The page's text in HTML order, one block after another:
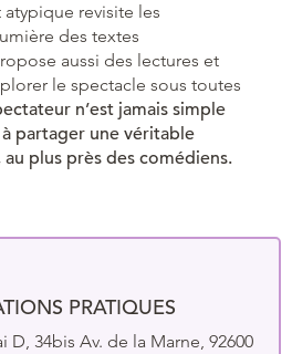
revisite les
des textes
aussi des lectures et
le spectacle sous toutes
n’est jamais simple
partager une véritable
plus près des comédiens.
PRATIQUES
D, 34bis Av. de la Marne, 92600